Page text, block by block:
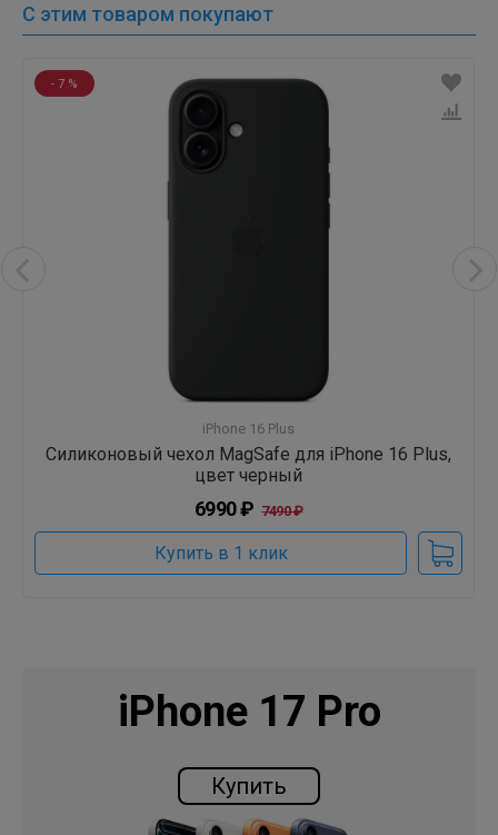
С этим товаром покупают
- 7 %
iPhone 16 Plus
Силиконовый чехол MagSafe для iPhone 16 Plus,
цвет черный
6990 ₽ 7490 ₽
Купить в 1 клик
iPhone 17 Pro
Купить